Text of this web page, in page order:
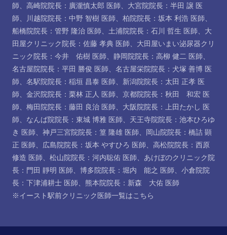
師、 高崎院院長：廣瀧慎太郎 医師、 大宮院院長：半田 譲 医
師、 川越院院長：中野 智樹 医師、 柏院院長：坂本 利浩 医師、
船橋院院長：管野 隆治 医師、 土浦院院長：石川 哲生 医師、 大
田屋クリニック院長：佐藤 孝典 医師、 大田屋いまい泌尿器クリ
ニック院長：今井 佑樹 医師、 静岡院院長：高柳 健二 医師、
名古屋院院長：平田 勝俊 医師、 名古屋栄院院長：犬塚 善博 医
師、 名駅院院長：稲垣 昌泰 医師、 新潟院院長：太田 正孝 医
師、 金沢院院長：栗林 正人 医師、 京都院院長：秋田 和宏 医
師、 梅田院院長：藤田 良治 医師、 大阪院院長：上田たかし 医
師、 なんば院院長：東城 博雅 医師、 天王寺院院長：池本ひろゆ
き 医師、 神戸三宮院院長：篁 隆雄 医師、
岡山院院長：橋詰 顕
正 医師、 広島院院長：坂本 やすひろ 医師、 高松院院長：西原
修造 医師、 松山院院長：河内聡佑 医師、 あけぼのクリニック院
長：門田 靜明 医師、 博多院院長：堀内 能之 医師、 小倉院院
長：下津浦耕士 医師、 熊本院院長：新森 大佑 医師
※イースト駅前クリニック医師一覧はこちら